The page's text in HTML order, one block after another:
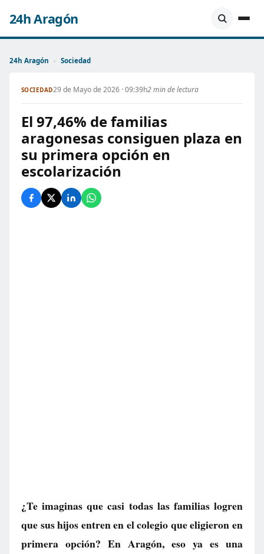
24h Aragón
24h Aragón › Sociedad
SOCIEDAD29 de Mayo de 2026 · 09:39h2 min de lectura
El 97,46% de familias
aragonesas consiguen plaza en
su primera opción en
escolarización
¿Te imaginas que casi todas las familias logren
que sus hijos entren en el colegio que eligieron en
primera opción? En Aragón, eso ya es una